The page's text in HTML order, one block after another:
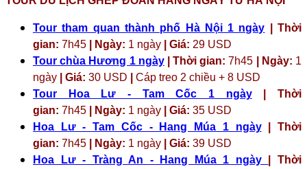
Tour tham quan thành phố Hà Nội 1 ngày | Thời
gian: 7h45 | Ngày: 1 ngày | Giá: 29 USD
Tour chùa Hương 1 ngày| Thời gian: 7h45 | Ngày: 1
ngày | Giá: 30 USD
Cáp treo 2 chiều + 8 USD
Tour Hoa Lư - Tam Cốc 1 ngày| Thời
gian: 7h45 | Ngày: 1 ngày | Giá: 35 USD
Hoa Lư - Tam Cốc - Hang Múa 1 ngày| Thời
gian: 7h45 | Ngày: 1 ngày | Giá: 39 USD
Hoa Lư - Tràng An - Hang Múa 1 ngày
| Thời